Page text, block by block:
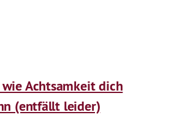
Achtsamkeit dich
(entfällt leider)